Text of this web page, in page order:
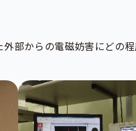
部からの電磁妨害にどの